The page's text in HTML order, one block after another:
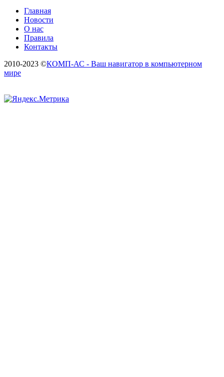
Главная
Новости
О нас
Правила
Контакты
2010-2023 ©КОМП-АС - Ваш навигатор в компьютерном
мире